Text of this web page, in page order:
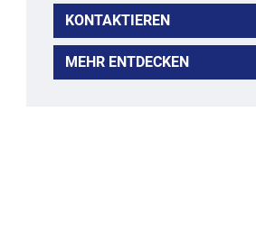
KONTAKTIEREN
MEHR ENTDECKEN